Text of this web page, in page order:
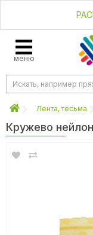
меню
Лента, тесьма
Кружево